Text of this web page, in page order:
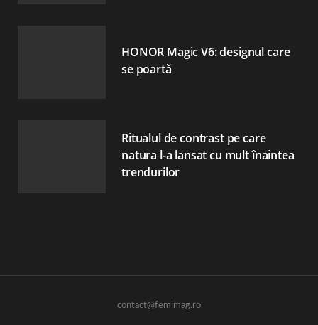
HONOR Magic V6: designul care
se poartă
Ritualul de contrast pe care
natura l-a lansat cu mult înaintea
trendurilor
contact@femimag.ro